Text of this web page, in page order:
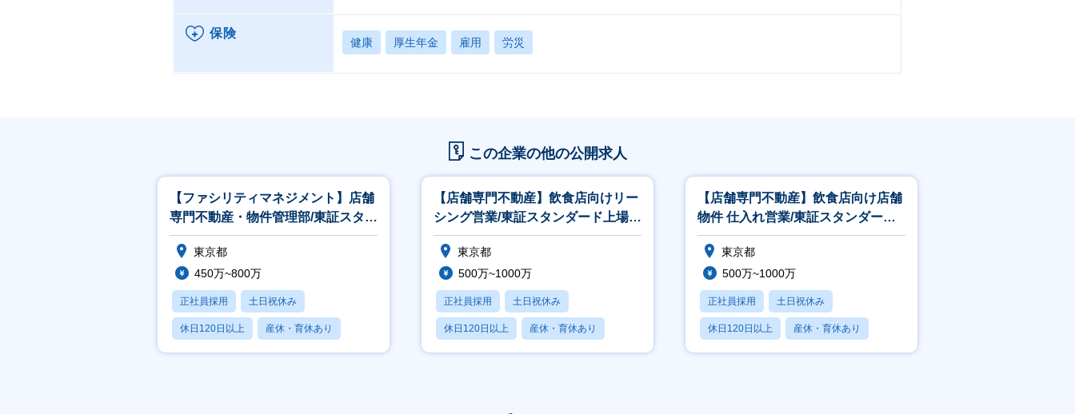
保険
健康 厚生年金 雇用 労災
この企業の他の公開求人
【ファシリティマネジメント】店舗
専門不動産・物件管理部/東証スタン
ダード上場子会社
東京都
450万~800万
正社員採用 土日祝休み
休日120日以上 産休・育休あり
賞与あり
【店舗専門不動産】飲食店向けリー
シング営業/東証スタンダード上場子
会社
東京都
500万~1000万
正社員採用 土日祝休み
休日120日以上 産休・育休あり
賞与あり
【店舗専門不動産】飲食店向け店舗
物件 仕入れ営業/東証スタンダード
上場子会社
東京都
500万~1000万
正社員採用 土日祝休み
休日120日以上 産休・育休あり
賞与あり